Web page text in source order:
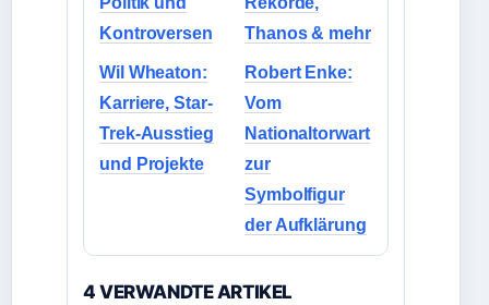
Kontroversen
Thanos & mehr
Wil Wheaton:
Karriere, Star-
Trek-Ausstieg
und Projekte
Robert Enke:
Vom
Nationaltorwart
zur
Symbolfigur
der Aufklärung
4 VERWANDTE ARTIKEL